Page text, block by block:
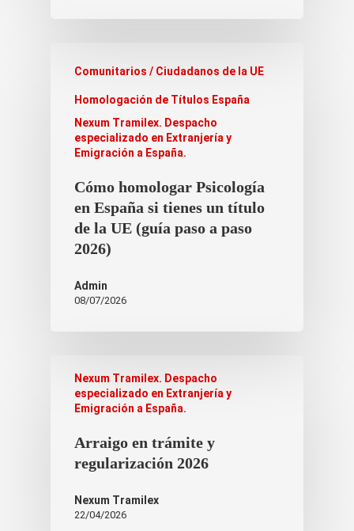
Comunitarios / Ciudadanos de la UE
Homologación de Títulos España
Nexum Tramilex. Despacho
especializado en Extranjería y
Emigración a España.
Cómo homologar Psicología
en España si tienes un título
de la UE (guía paso a paso
2026)
Admin
08/07/2026
Nexum Tramilex. Despacho
especializado en Extranjería y
Emigración a España.
Arraigo en trámite y
regularización 2026
Nexum Tramilex
22/04/2026